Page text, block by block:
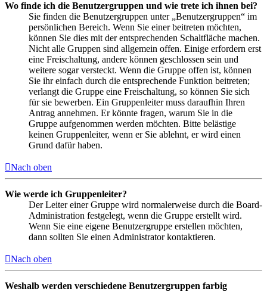
Wo finde ich die Benutzergruppen und wie trete ich ihnen bei?
Sie finden die Benutzergruppen unter „Benutzergruppen“ im
persönlichen Bereich. Wenn Sie einer beitreten möchten,
können Sie dies mit der entsprechenden Schaltfläche machen.
Nicht alle Gruppen sind allgemein offen. Einige erfordern erst
eine Freischaltung, andere können geschlossen sein und
weitere sogar versteckt. Wenn die Gruppe offen ist, können
Sie ihr einfach durch die entsprechende Funktion beitreten;
verlangt die Gruppe eine Freischaltung, so können Sie sich
für sie bewerben. Ein Gruppenleiter muss daraufhin Ihren
Antrag annehmen. Er könnte fragen, warum Sie in die
Gruppe aufgenommen werden möchten. Bitte belästige
keinen Gruppenleiter, wenn er Sie ablehnt, er wird einen
Grund dafür haben.
Nach oben
Wie werde ich Gruppenleiter?
Der Leiter einer Gruppe wird normalerweise durch die Board-
Administration festgelegt, wenn die Gruppe erstellt wird.
Wenn Sie eine eigene Benutzergruppe erstellen möchten,
dann sollten Sie einen Administrator kontaktieren.
Nach oben
Weshalb werden verschiedene Benutzergruppen farbig